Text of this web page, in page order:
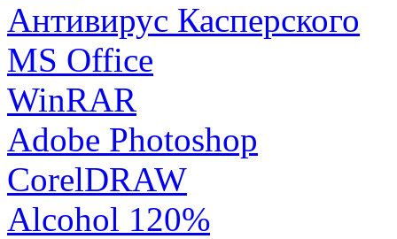
Антивирус Касперского
MS Office
WinRAR
Adobe Photoshop
CorelDRAW
Alcohol 120%